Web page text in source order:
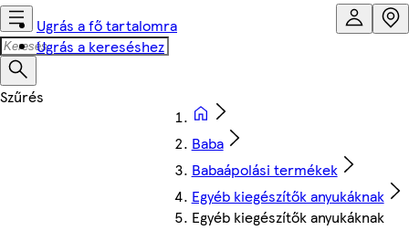
Ugrás a fő tartalomra
Ugrás a kereséshez
Baba
Babaápolási termékek
Egyéb kiegészítők anyukáknak
Egyéb kiegészítők anyukáknak